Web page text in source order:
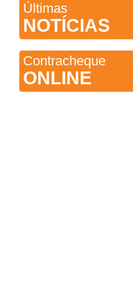
Últimas
NOTÍCIAS
Contracheque
ONLINE